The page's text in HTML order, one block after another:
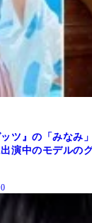
ッツ』の「みな
演中のモデルの